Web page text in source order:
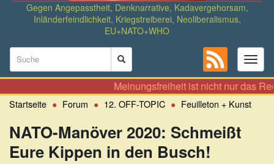
Gegen Angepasstheit, Denknarrative, Kadavergehorsam,
Inländerfeindlichkeit, Kriegstreiberei, Neoliberalismus,
EU+NATO+WHO
Suchformular
Suche
Meinungsfreiheit ist nicht nur das
Startseite Forum 12. OFF-TOPIC Feuilleton + Kunst
NATO-Manöver 2020: Schmeißt
Eure Kippen in den Busch!